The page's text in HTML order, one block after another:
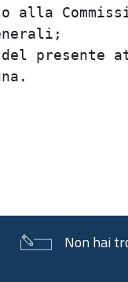
atto alla
del
Non hai